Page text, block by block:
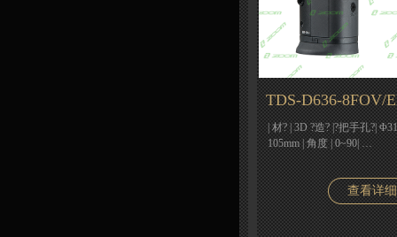
TDS-D636-8FOV/
| 材? | 3D ?造? |?把手孔?|
105mm | 角度 | 0~90| …
查看详细